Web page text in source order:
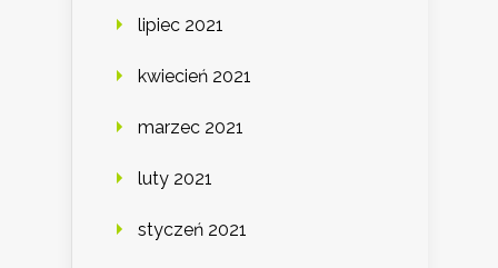
lipiec 2021
kwiecień 2021
marzec 2021
luty 2021
styczeń 2021